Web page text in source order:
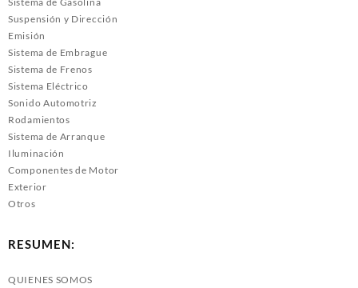
Suspensión y Dirección
Emisión
Sistema de Embrague
Sistema de Frenos
Sistema Eléctrico
Sonido Automotriz
Rodamientos
Sistema de Arranque
Iluminación
Componentes de Motor
Exterior
Otros
RESUMEN:
QUIENES SOMOS